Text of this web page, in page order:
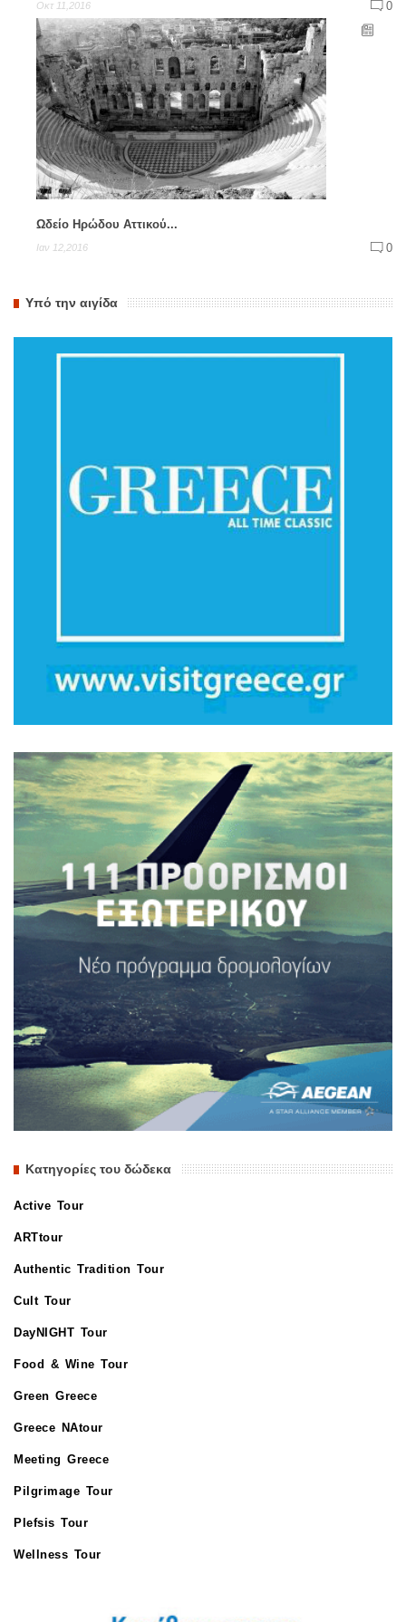
Οκτ 11,2016 0
Ωδείο Ηρώδου Αττικού...
Ιαν 12,2016 0
Υπό την αιγίδα
Κατηγορίες του δώδεκα
Active Tour
ARTtour
Authentic Tradition Tour
Cult Tour
DayNIGHT Tour
Food & Wine Tour
Green Greece
Greece NAtour
Meeting Greece
Pilgrimage Tour
Plefsis Tour
Wellness Tour